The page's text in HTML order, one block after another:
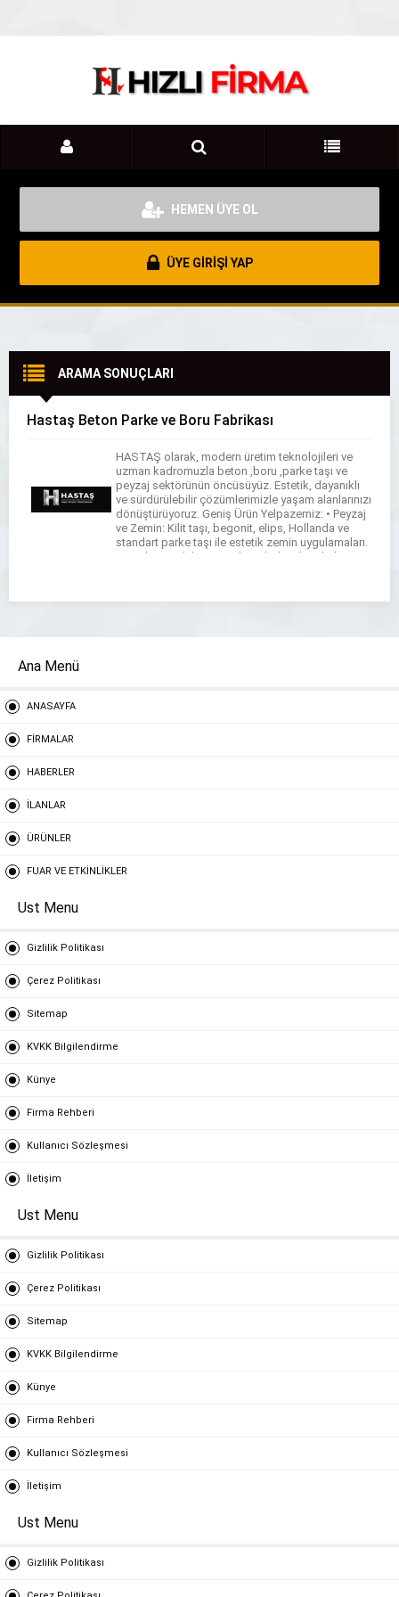
HEMEN ÜYE OL
ÜYE GİRİŞİ YAP
ARAMA SONUÇLARI
Hastaş Beton Parke ve Boru Fabrikası
HASTAŞ olarak, modern üretim teknolojileri ve
uzman kadromuzla beton ,boru ,parke taşı ve
peyzaj sektörünün öncüsüyüz. Estetik, dayanıklı
ve sürdürülebilir çözümlerimizle yaşam alanlarınızı
dönüştürüyoruz. Geniş Ürün Yelpazemiz: • Peyzaj
ve Zemin: Kilit taşı, begonit, elips, Hollanda ve
standart parke taşı ile estetik zemin uygulamaları.
• Bordür ve Oluk: Karayolu ve bahçe bordürleri,
Ana Menü
ANASAYFA
FİRMALAR
HABERLER
İLANLAR
ÜRÜNLER
FUAR VE ETKİNLİKLER
Ust Menu
Gizlilik Politikası
Çerez Politikası
Sitemap
KVKK Bilgilendirme
Künye
Firma Rehberi
Kullanıcı Sözleşmesi
İletişim
Ust Menu
Gizlilik Politikası
Çerez Politikası
Sitemap
KVKK Bilgilendirme
Künye
Firma Rehberi
Kullanıcı Sözleşmesi
İletişim
Ust Menu
Gizlilik Politikası